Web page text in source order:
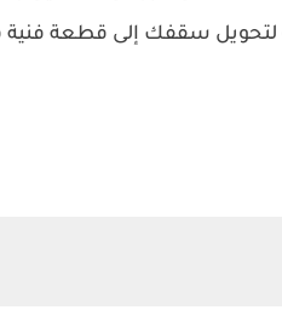
لتحويل سقفك إلى قطعة